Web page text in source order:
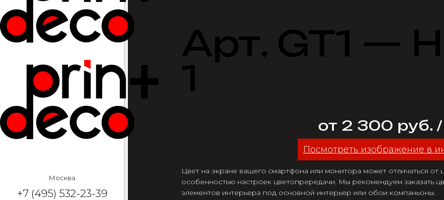
Москва
+7 (495) 532-23-39
Арт. GT1 —
1
от 2 300 руб.
Посмотреть изображение в
Цвет на экране вашего смартфона или монитора может отличаться от
особенностью настроек цветопрередачи. Мы рекомендуем заказать
элементов интерьера под основной интерьер или обои компаньоны.